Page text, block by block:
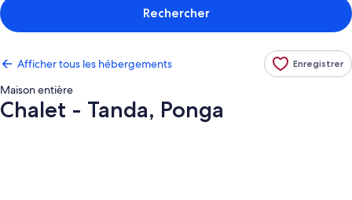
Rechercher
Afficher tous les hébergements Enregistrer
Maison entière
Chalet - Tanda, Ponga